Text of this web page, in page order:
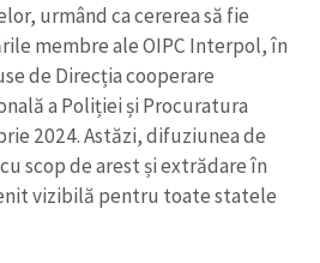
urmând ca cererea să fie
membre ale OIPC Interpol, în
de Direcția cooperare
a Poliției și Procuratura
2024. Astăzi, difuziunea de
scop de arest și extrădare în
vizibilă pentru toate statele